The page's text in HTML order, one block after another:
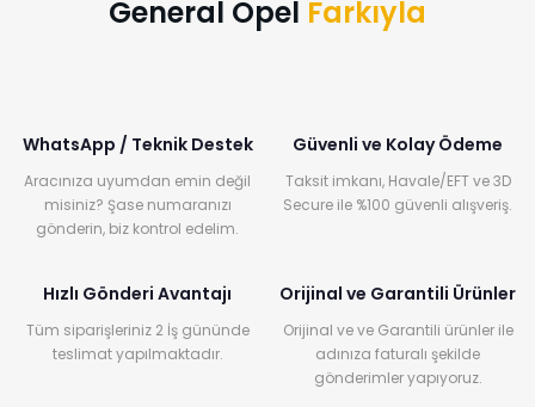
General Opel Farkıyla
WhatsApp / Teknik Destek
Aracınıza uyumdan emin değil
misiniz? Şase numaranızı
gönderin, biz kontrol edelim.
Güvenli ve Kolay Ödeme
Taksit imkanı, Havale/EFT ve 3D
Secure ile %100 güvenli alışveriş.
Hızlı Gönderi Avantajı
Tüm siparişleriniz 2 İş gününde
teslimat yapılmaktadır.
Orijinal ve Garantili Ürünler
Orijinal ve ve Garantili ürünler ile
adınıza faturalı şekilde
gönderimler yapıyoruz.